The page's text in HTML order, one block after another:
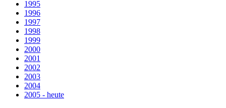
1995
1996
1997
1998
1999
2000
2001
2002
2003
2004
2005 - heute